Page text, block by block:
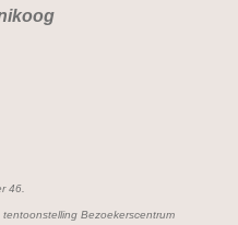
46.
Bezoekerscentrum